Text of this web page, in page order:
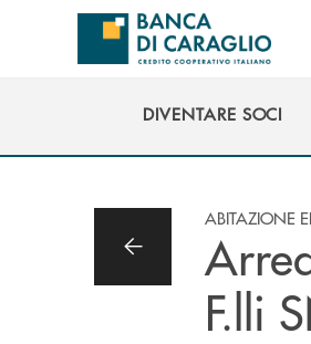
Salta al contenuto principale
DIVENTARE SOCI
ABITAZIONE
F.lli